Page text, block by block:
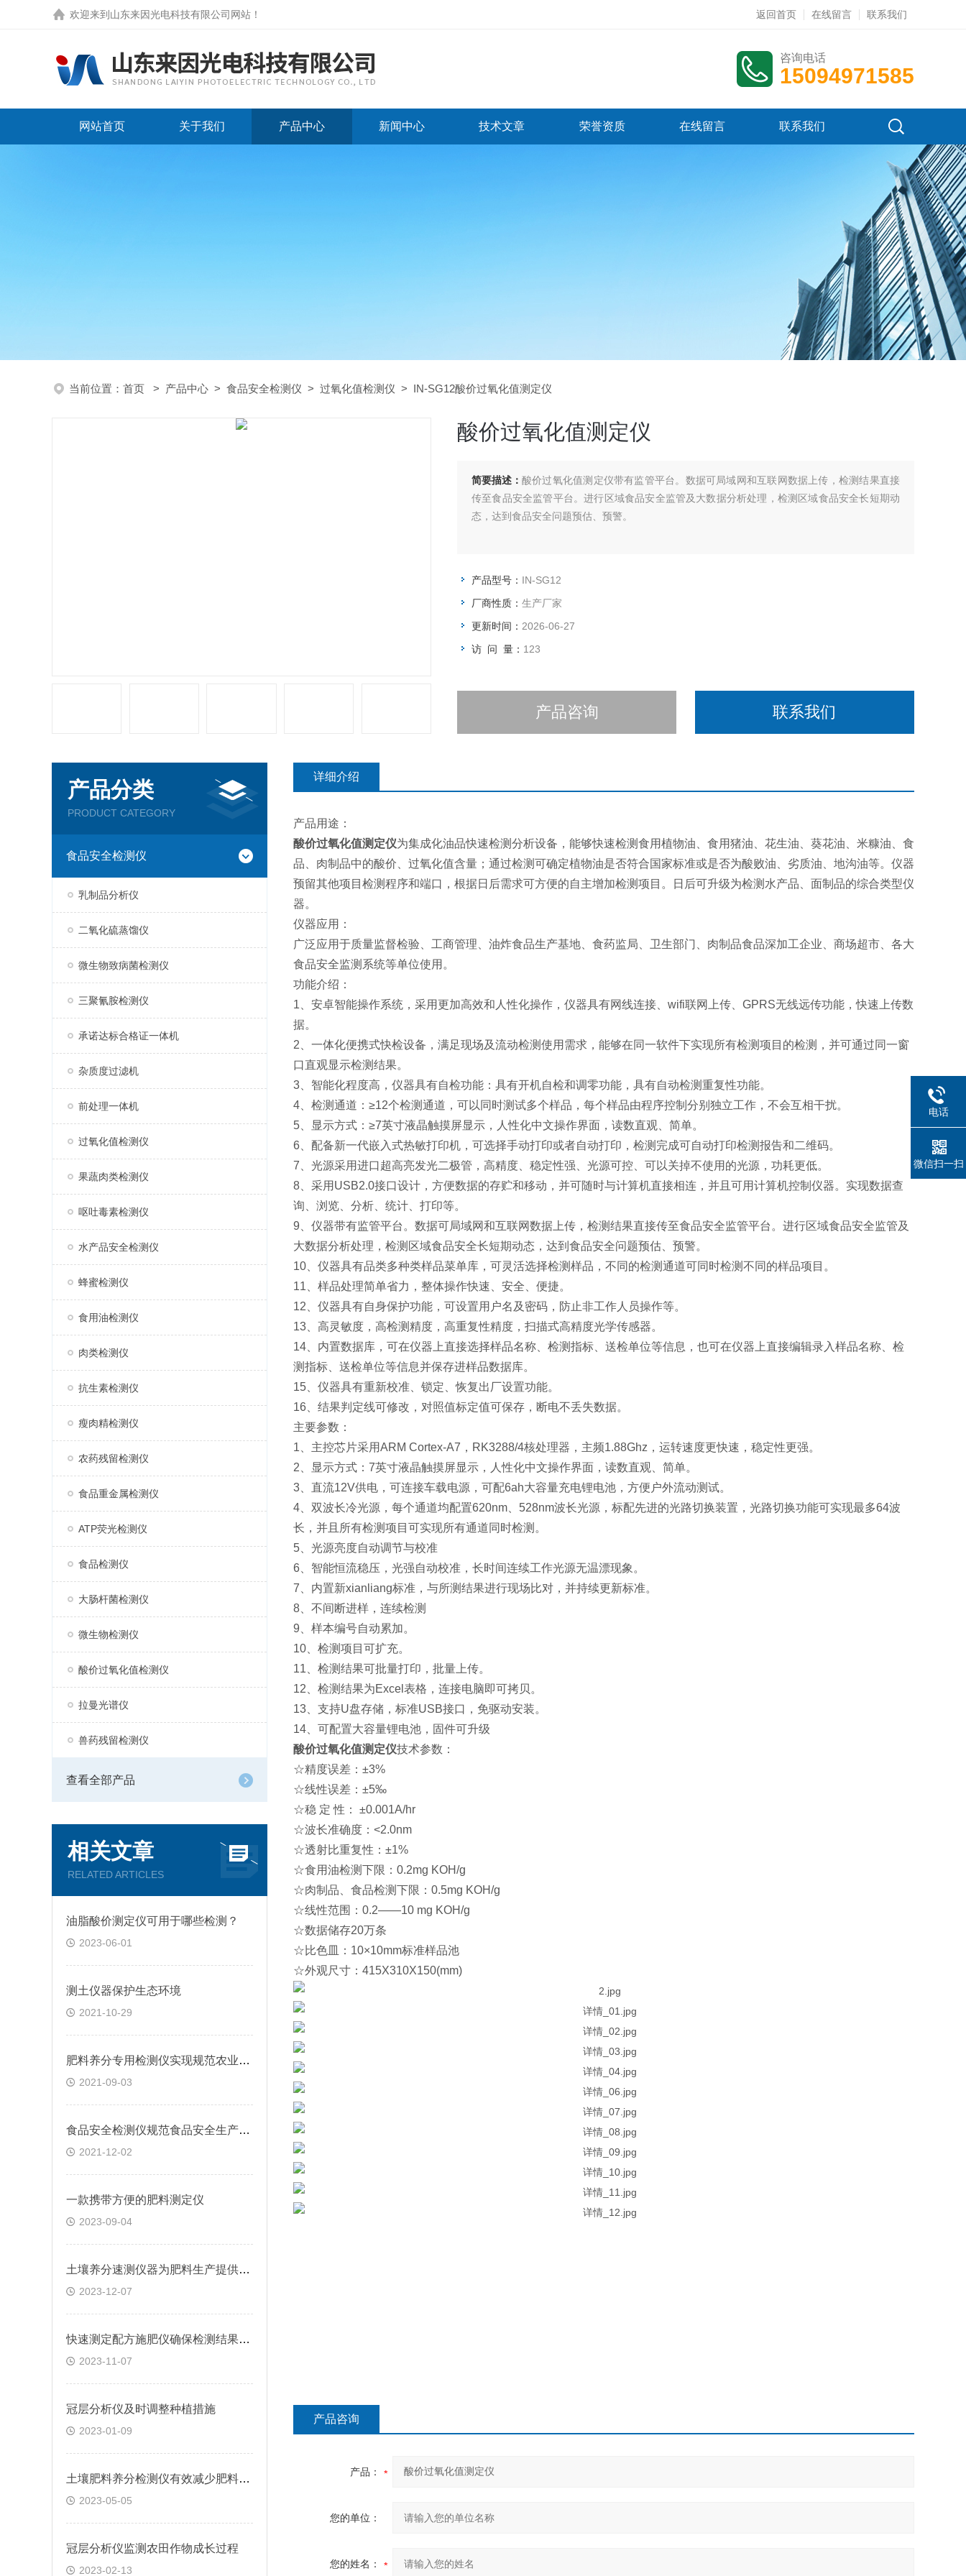
欢迎来到 山东来因光电科技有限公司网站 ！ 返回首页 在线留言 联系我们
咨询电话
15094971585
网站首页 关于我们 产品中心 新闻中心 技术文章 荣誉资质 在线留言 联系我们
当前位置： 首页 > 产品中心 > 食品安全检测仪 > 过氧化值检测仪 > IN-SG12酸价过氧化值测定仪
酸价过氧化值测定仪
简要描述： 酸价过氧化值测定仪带有监管平台。数据可局域网和互联网数据上传，检测结果直接
传至食品安全监管平台。进行区域食品安全监管及大数据分析处理，检测区域食品安全长短期动
态，达到食品安全问题预估、预警。
产品型号： IN-SG12
厂商性质： 生产厂家
更新时间： 2026-06-27
访 问 量： 123
产品咨询 联系我们
产品分类
PRODUCT CATEGORY
食品安全检测仪
乳制品分析仪
二氧化硫蒸馏仪
微生物致病菌检测仪
三聚氰胺检测仪
承诺达标合格证一体机
杂质度过滤机
前处理一体机
过氧化值检测仪
果蔬肉类检测仪
呕吐毒素检测仪
水产品安全检测仪
蜂蜜检测仪
食用油检测仪
肉类检测仪
抗生素检测仪
瘦肉精检测仪
农药残留检测仪
食品重金属检测仪
ATP荧光检测仪
食品检测仪
大肠杆菌检测仪
微生物检测仪
酸价过氧化值检测仪
拉曼光谱仪
兽药残留检测仪
查看全部产品
相关文章
RELATED ARTICLES
油脂酸价测定仪可用于哪些检测？
2023-06-01
测土仪器保护生态环境
2021-10-29
肥料养分专用检测仪实现规范农业生产
2021-09-03
食品安全检测仪规范食品安全生产环节
2021-12-02
一款携带方便的肥料测定仪
2023-09-04
土壤养分速测仪器为肥料生产提供可靠依据
2023-12-07
快速测定配方施肥仪确保检测结果的准确度
2023-11-07
冠层分析仪及时调整种植措施
2023-01-09
土壤肥料养分检测仪有效减少肥料浪费
2023-05-05
冠层分析仪监测农田作物成长过程
2023-02-13
详细介绍
产品用途：
酸价过氧化值测定仪为集成化油品快速检测分析设备，能够快速检测食用植物油、食用猪油、花生油、葵花油、米糠油、食
品、肉制品中的酸价、过氧化值含量；通过检测可确定植物油是否符合国家标准或是否为酸败油、劣质油、地沟油等。仪器
预留其他项目检测程序和端口，根据日后需求可方便的自主增加检测项目。日后可升级为检测水产品、面制品的综合类型仪
器。
仪器应用：
广泛应用于质量监督检验、工商管理、油炸食品生产基地、食药监局、卫生部门、肉制品食品深加工企业、商场超市、各大
食品安全监测系统等单位使用。
功能介绍：
1、安卓智能操作系统，采用更加高效和人性化操作，仪器具有网线连接、wifi联网上传、GPRS无线远传功能，快速上传数
据。
2、一体化便携式快检设备，满足现场及流动检测使用需求，能够在同一软件下实现所有检测项目的检测，并可通过同一窗
口直观显示检测结果。
3、智能化程度高，仪器具有自检功能：具有开机自检和调零功能，具有自动检测重复性功能。
4、检测通道：≥12个检测通道，可以同时测试多个样品，每个样品由程序控制分别独立工作，不会互相干扰。
5、显示方式：≥7英寸液晶触摸屏显示，人性化中文操作界面，读数直观、简单。
6、配备新一代嵌入式热敏打印机，可选择手动打印或者自动打印，检测完成可自动打印检测报告和二维码。
7、光源采用进口超高亮发光二极管，高精度、稳定性强、光源可控、可以关掉不使用的光源，功耗更低。
8、采用USB2.0接口设计，方便数据的存贮和移动，并可随时与计算机直接相连，并且可用计算机控制仪器。实现数据查
询、浏览、分析、统计、打印等。
9、仪器带有监管平台。数据可局域网和互联网数据上传，检测结果直接传至食品安全监管平台。进行区域食品安全监管及
大数据分析处理，检测区域食品安全长短期动态，达到食品安全问题预估、预警。
10、仪器具有品类多种类样品菜单库，可灵活选择检测样品，不同的检测通道可同时检测不同的样品项目。
11、样品处理简单省力，整体操作快速、安全、便捷。
12、仪器具有自身保护功能，可设置用户名及密码，防止非工作人员操作等。
13、高灵敏度，高检测精度，高重复性精度，扫描式高精度光学传感器。
14、内置数据库，可在仪器上直接选择样品名称、检测指标、送检单位等信息，也可在仪器上直接编辑录入样品名称、检
测指标、送检单位等信息并保存进样品数据库。
15、仪器具有重新校准、锁定、恢复出厂设置功能。
16、结果判定线可修改，对照值标定值可保存，断电不丢失数据。
主要参数：
1、主控芯片采用ARM Cortex-A7，RK3288/4核处理器，主频1.88Ghz，运转速度更快速，稳定性更强。
2、显示方式：7英寸液晶触摸屏显示，人性化中文操作界面，读数直观、简单。
3、直流12V供电，可连接车载电源，可配6ah大容量充电锂电池，方便户外流动测试。
4、双波长冷光源，每个通道均配置620nm、528nm波长光源，标配先进的光路切换装置， 光路切换功能可实现最多64波
长，并且所有检测项目可实现所有通道同时检测。
5、光源亮度自动调节与校准
6、智能恒流稳压，光强自动校准，长时间连续工作光源无温漂现象。
7、内置新xianliang标准，与所测结果进行现场比对，并持续更新标准。
8、不间断进样，连续检测
9、样本编号自动累加。
10、检测项目可扩充。
11、检测结果可批量打印，批量上传。
12、检测结果为Excel表格，连接电脑即可拷贝。
13、支持U盘存储，标准USB接口，免驱动安装。
14、可配置大容量锂电池，固件可升级
酸价过氧化值测定仪技术参数：
☆精度误差：±3%
☆线性误差：±5‰
☆稳 定 性： ±0.001A/hr
☆波长准确度：<2.0nm
☆透射比重复性：±1%
☆食用油检测下限：0.2mg KOH/g
☆肉制品、食品检测下限：0.5mg KOH/g
☆线性范围：0.2——10 mg KOH/g
☆数据储存20万条
☆比色皿：10×10mm标准样品池
☆外观尺寸：415X310X150(mm)
产品咨询
产品：
您的单位：
您的姓名：
电话
微信扫一扫